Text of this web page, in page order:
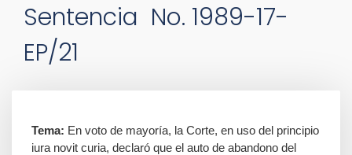
Sentencia No. 1989-17-
EP/21
Tema: En voto de mayoría, la Corte, en uso del principio
iura novit curia, declaró que el auto de abandono del